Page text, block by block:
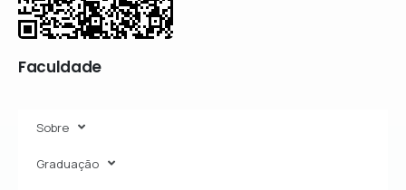
Faculdade
Sobre
Graduação